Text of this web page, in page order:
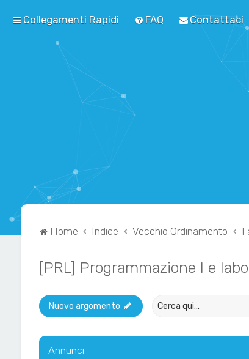
Collegamenti Rapidi FAQ Contattaci
Home Indice Vecchio Ordinamento I
[PRL] Programmazione I e
Nuovo argomento
Annunci